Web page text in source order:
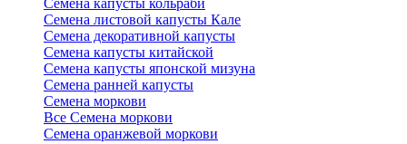
Семена капусты кольраби
Семена листовой капусты Кале
Семена декоративной капусты
Семена капусты китайской
Семена капусты японской мизуна
Семена ранней капусты
Семена моркови
Все Семена моркови
Семена оранжевой моркови